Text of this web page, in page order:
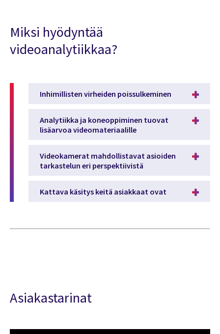
Miksi hyödyntää
videoanalytiikkaa?
Inhimillisten virheiden poissulkeminen
Analytiikka ja koneoppiminen tuovat
lisäarvoa videomateriaalille
Videokamerat mahdollistavat asioiden
tarkastelun eri perspektiivistä
Kattava käsitys keitä asiakkaat ovat
Asiakastarinat